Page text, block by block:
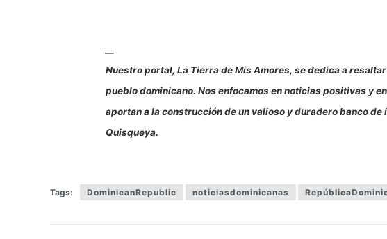
Nuestro portal, La Tierra de Mis Amores, se dedica a
pueblo dominicano. Nos enfocamos en noticias positivas y
aportan a la construcción de un valioso y duradero banco
Quisqueya.
Tags: DominicanRepublic noticiasdominicanas